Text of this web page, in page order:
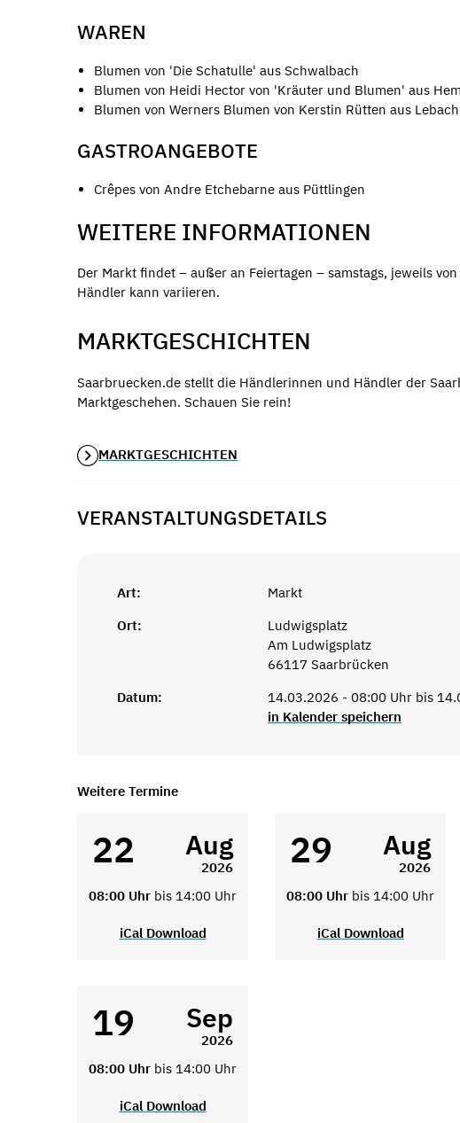
WAREN
Blumen von 'Die Schatulle' aus Schwalbach
Blumen von Heidi Hector von 'Kräuter und Blumen' aus
Blumen von Werners Blumen von Kerstin Rütten aus Lebach
GASTROANGEBOTE
Crêpes von Andre Etchebarne aus Püttlingen
WEITERE INFORMATIONEN
Der Markt findet – außer an Feiertagen – samstags, jeweils
Händler kann variieren.
MARKTGESCHICHTEN
Saarbruecken.de stellt die Händlerinnen und Händler der
Marktgeschehen. Schauen Sie rein!
MARKTGESCHICHTEN
VERANSTALTUNGSDETAILS
Art:
Markt
Ort:
Ludwigsplatz
Am Ludwigsplatz
66117 Saarbrücken
Datum:
14.03.2026 - 08:00 Uhr bis
in Kalender speichern
Weitere Termine
22 Aug
2026
08:00 Uhr bis 14:00 Uhr
iCal Download
29 Aug
2026
08:00 Uhr bis 14:00 Uhr
iCal Download
19 Sep
2026
08:00 Uhr bis 14:00 Uhr
iCal Download